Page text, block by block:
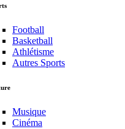
Football
Basketball
Athlétisme
Autres Sports
Musique
Cinéma